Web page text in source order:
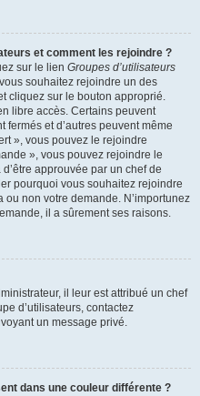
et comment les rejoindre ?
sur le lien Groupes d’utilisateurs
souhaitez rejoindre un des
cliquez sur le bouton approprié.
libre accès. Certains peuvent
et d’autres peuvent même
», vous pouvez le rejoindre
», vous pouvez rejoindre le
approuvée par un chef de
pourquoi vous souhaitez rejoindre
non votre demande. N’importunez
il a sûrement ses raisons.
il leur est attribué un chef
d’utilisateurs, contactez
un message privé.
dans une couleur différente ?